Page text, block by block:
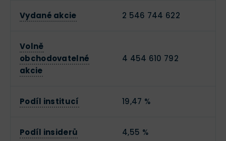
Vydané akcie 2 546 744 622
Volně
obchodovatelné
akcie
4 454 610 792
Podíl institucí 19,47 %
Podíl insiderů 4,55 %